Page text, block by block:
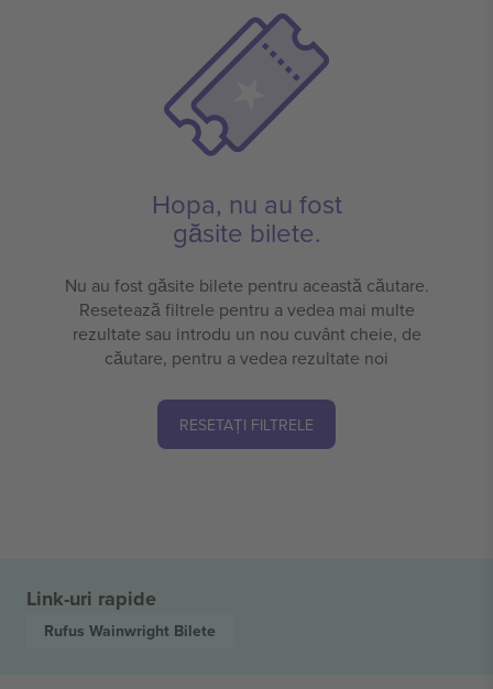
Hopa, nu au fost
găsite bilete.
Nu au fost găsite bilete pentru această căutare.
Resetează filtrele pentru a vedea mai multe
rezultate sau introdu un nou cuvânt cheie, de
căutare, pentru a vedea rezultate noi
RESETAȚI FILTRELE
Link-uri rapide
Rufus Wainwright Bilete